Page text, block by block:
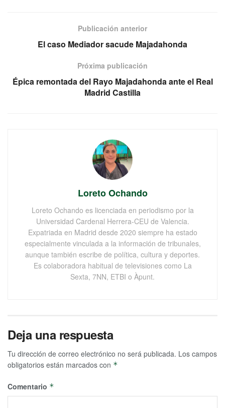
Publicación anterior
El caso Mediador sacude Majadahonda
Próxima publicación
Épica remontada del Rayo Majadahonda ante el Real
Madrid Castilla
Loreto Ochando
Loreto Ochando es licenciada en periodismo por la
Universidad Cardenal Herrera-CEU de Valencia.
Expatriada en Madrid desde 2020 siempre ha estado
especialmente vinculada a la información de tribunales,
aunque también escribe de política, cultura y deportes.
Es colaboradora habitual de televisiones como La
Sexta, 7NN, ETBI o Àpunt.
Deja una respuesta
Tu dirección de correo electrónico no será publicada. Los campos
obligatorios están marcados con *
Comentario *